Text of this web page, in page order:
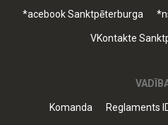
*acebook Sanktpēterburga
VKontakte
Komanda Reglaments